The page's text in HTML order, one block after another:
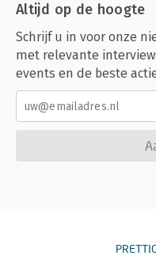
Altijd op de hoogte
Schrijf u in voor onze
met relevante
events en de beste